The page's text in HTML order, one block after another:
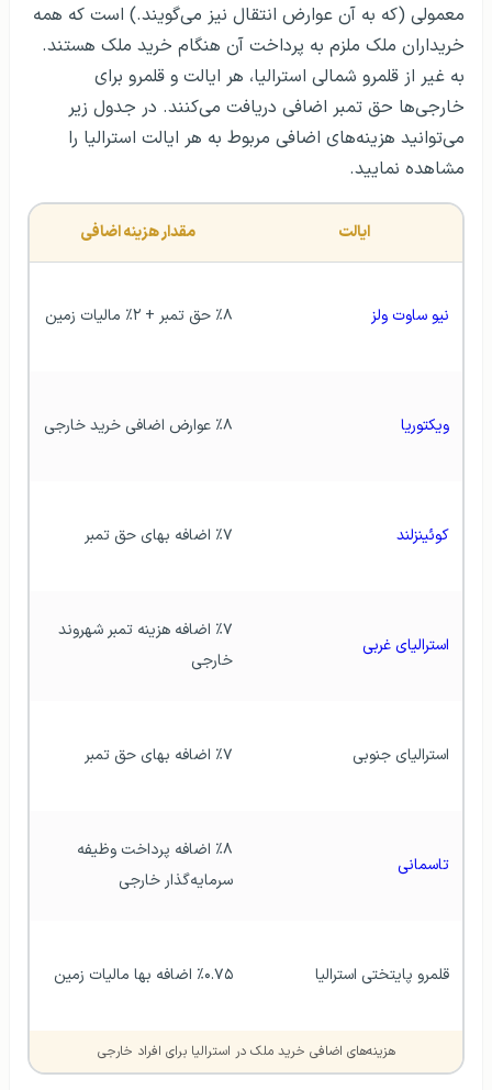
معمولی (که به آن عوارض انتقال نیز می‌گویند.) است که همه
خریداران ملک ملزم به پرداخت آن هنگام خرید ملک هستند.
به غیر از قلمرو شمالی استرالیا، هر ایالت و قلمرو برای
خارجی‌ها حق تمبر اضافی دریافت می‌کنند. در جدول زیر
می‌توانید هزینه‌های اضافی مربوط به هر ایالت استرالیا را
مشاهده نمایید.
ایالت مقدار هزینه اضافی
نیو ساوت ولز ٪۸ حق تمبر + ۲٪ مالیات زمین
ویکتوریا ٪۸ عوارض اضافی خرید خارجی
کوئینزلند ٪۷ اضافه بهای حق تمبر
استرالیای غربی
خارجی
استرالیای جنوبی ٪۷ اضافه بهای حق تمبر
تاسمانی
سرمایه‌گذار خارجی
قلمرو پایتختی استرالیا ٪۰.۷۵ اضافه بها مالیات زمین
هزینه‌های اضافی خرید ملک در استرالیا برای افراد خارجی‌